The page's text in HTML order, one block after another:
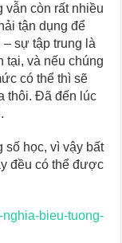
vẫn còn rất nhiều
tận dụng để
sự tập trung là
tại, và nếu chúng
có thể thì sẽ
thôi. Đã đến lúc
số học, vì vậy bất
đều có thể được
nghia-bieu-tuong-